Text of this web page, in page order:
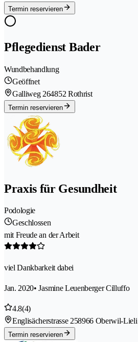
Termin reservieren
Pflegedienst Bader
Wundbehandlung
Geöffnet
Galliweg 264852 Rothrist
Termin reservieren
Praxis für Gesundheit
Podologie
Geschlossen
mit Freude an der Arbeit
viel Dankbarkeit dabei
Jan. 2020• Jasmine Leuenberger Cilluffo
4.8(4)
Englisächerstrasse 258966 Oberwil-Lieli
Termin reservieren